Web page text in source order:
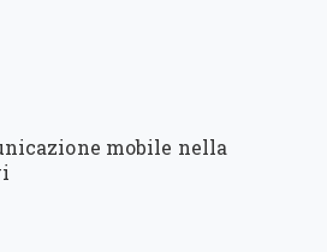
mobile nella